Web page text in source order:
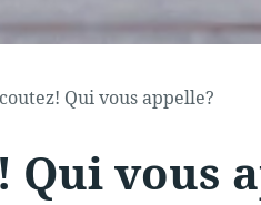
Qui vous appelle?
Qui vous